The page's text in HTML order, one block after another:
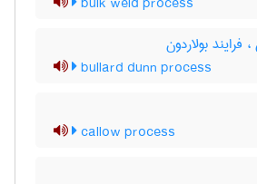
فرایند بولاردون
bullard dunn process
callow process